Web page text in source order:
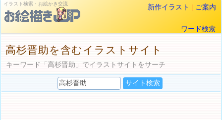
イラスト検索・お絵かき交流 新作イラスト | ご案内
ワード検索
高杉晋助を含むイラストサイト
キーワード「高杉晋助」でイラストサイトをサーチ